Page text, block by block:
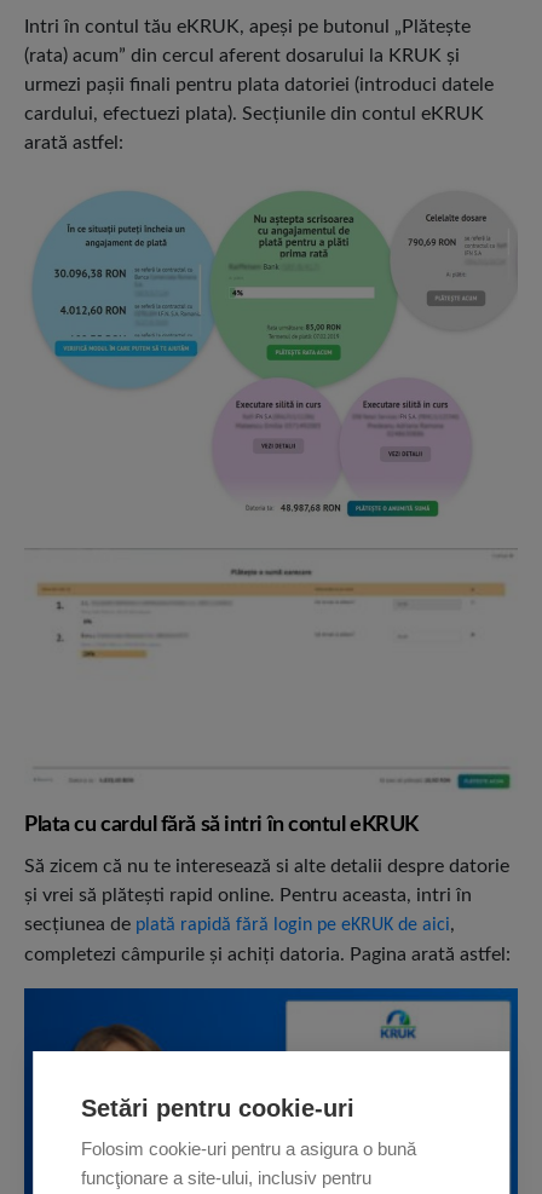
Intri în contul tău eKRUK, apeşi pe butonul „Plăteşte
(rata) acum” din cercul aferent dosarului la KRUK şi
urmezi paşii finali pentru plata datoriei (introduci datele
cardului, efectuezi plata). Secţiunile din contul eKRUK
arată astfel:
Plata cu cardul fără să intri în contul eKRUK
Să zicem că nu te interesează si alte detalii despre datorie
şi vrei să plăteşti rapid online. Pentru aceasta, intri în
secţiunea de plată rapidă fără login pe eKRUK de aici,
completezi câmpurile şi achiţi datoria. Pagina arată astfel:
Setări pentru cookie-uri
Folosim cookie-uri pentru a asigura o bună
funcţionare a site-ului, inclusiv pentru